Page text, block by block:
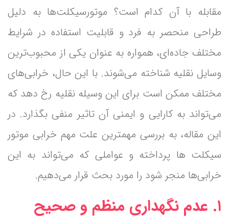
مقابله با آن کدام است؟ موتورسیکلت‌ها به دلیل
طراحی منحصر به فرد و قابلیت استفاده در شرایط
مختلف جاده‌ای، همواره به عنوان یکی از محبوب‌ترین
وسایل نقلیه شناخته می‌شوند. با این حال، خرابی‌های
مختلف ممکن است برای این وسیله نقلیه رخ دهد که
می‌تواند به کارایی و ایمنی آن تاثیر منفی بگذارد. در
این مقاله، به بررسی مهمترین علت مهم خرابی موتور
سیکلت‌ ها پرداخته و عواملی که می‌تواند به این
خرابی‌ها منجر شود را مورد بحث قرار می‌دهیم.
۱. عدم نگهداری منظم و صحیح